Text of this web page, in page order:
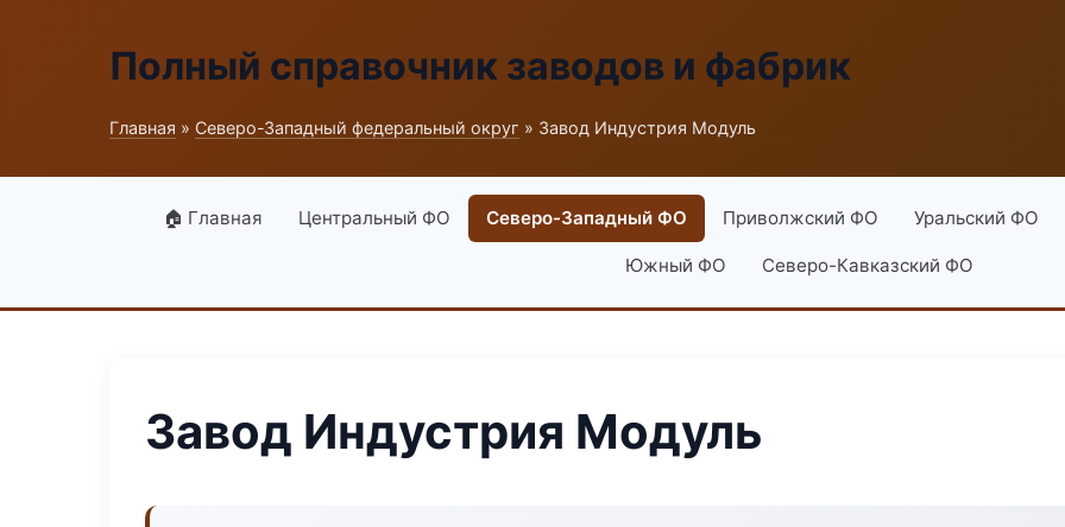
Полный справочник заводов и фабрик
Главная » Северо-Западный федеральный округ » Завод Индустрия Модуль
🏠 Главная Центральный ФО Северо-Западный ФО Приволжский ФО Уральский ФО
Южный ФО Северо-Кавказский ФО
Завод Индустрия Модуль